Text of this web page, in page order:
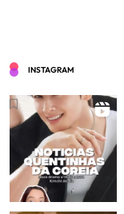
INSTAGRAM